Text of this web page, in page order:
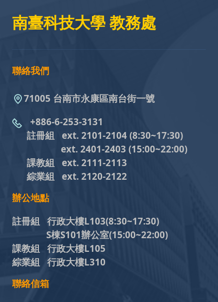
南臺科技大學 教務處
聯絡我們
71005 台南市永康區南台街一號
+886-6-253-3131
註冊組 ext. 2101-2104 (8:30~17:30)
ext. 2401-2403 (15:00~22:00)
課教組 ext. 2111-2113
綜業組
ext. 2120-2122
辦公地點
註冊組 行政大樓L103(8:30~17:30)
S棟S101辦公室(15:00~22:00)
課教組 行政大樓L105
綜業組 行政大樓L310
聯絡信箱